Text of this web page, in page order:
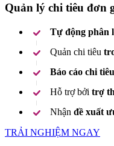
Quản lý chi tiêu đơn
Tự động phân
Quản chi tiêu
Báo cáo chi tiêu
Hỗ trợ bởi trợ
Nhận đề xuất
TRẢI NGHIỆM NGAY